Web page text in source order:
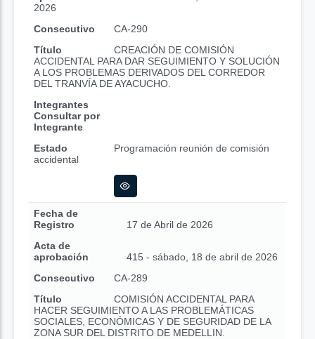
2026
Consecutivo
CA-290
Título
CREACIÓN DE COMISIÓN
ACCIDENTAL PARA DAR SEGUIMIENTO Y SOLUCIÓN
A LOS PROBLEMAS DERIVADOS DEL CORREDOR
DEL TRANVÍA DE AYACUCHO.
Integrantes
Consultar por
Integrante
Estado
Programación reunión de comisión
accidental
Fecha de
Registro
17 de Abril de 2026
Acta de
aprobación
415 - sábado, 18 de abril de 2026
Consecutivo
CA-289
Título
COMISIÓN ACCIDENTAL PARA
HACER SEGUIMIENTO A LAS PROBLEMÁTICAS
SOCIALES, ECONÓMICAS Y DE SEGURIDAD DE LA
ZONA SUR DEL DISTRITO DE MEDELLIN.